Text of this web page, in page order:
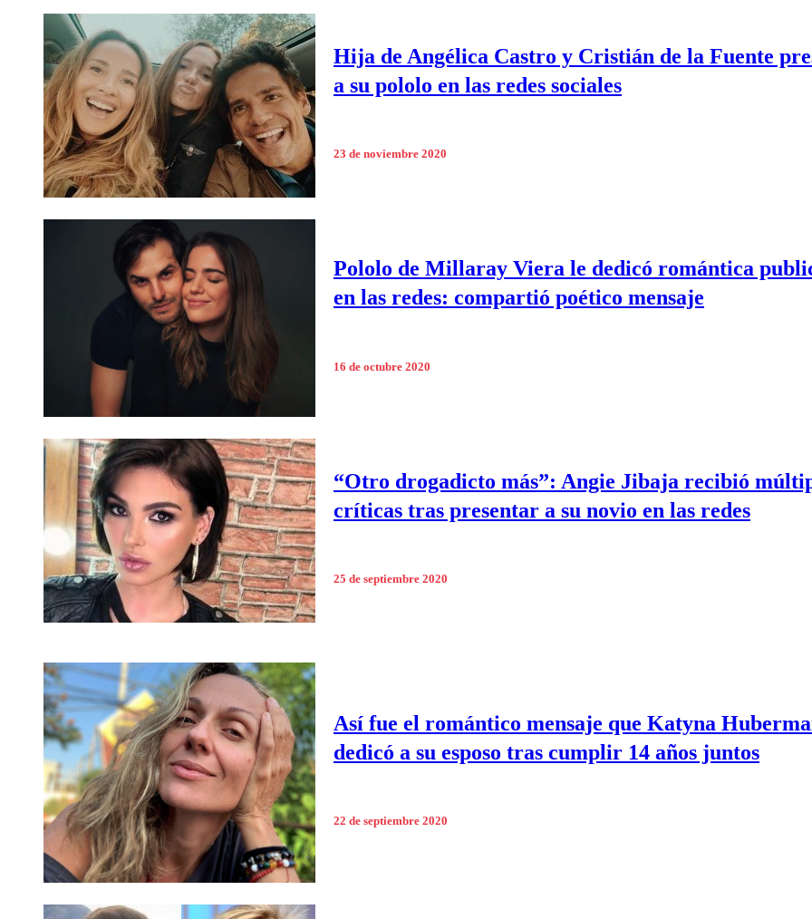
Hija de Angélica Castro y Cristián de la Fuente
a su pololo en las redes sociales
23 de noviembre 2020
Pololo de Millaray Viera le dedicó romántica
en las redes: compartió poético mensaje
16 de octubre 2020
“Otro drogadicto más”: Angie Jibaja recibió
críticas tras presentar a su novio en las redes
25 de septiembre 2020
Así fue el romántico mensaje que Katyna
dedicó a su esposo tras cumplir 14 años juntos
22 de septiembre 2020